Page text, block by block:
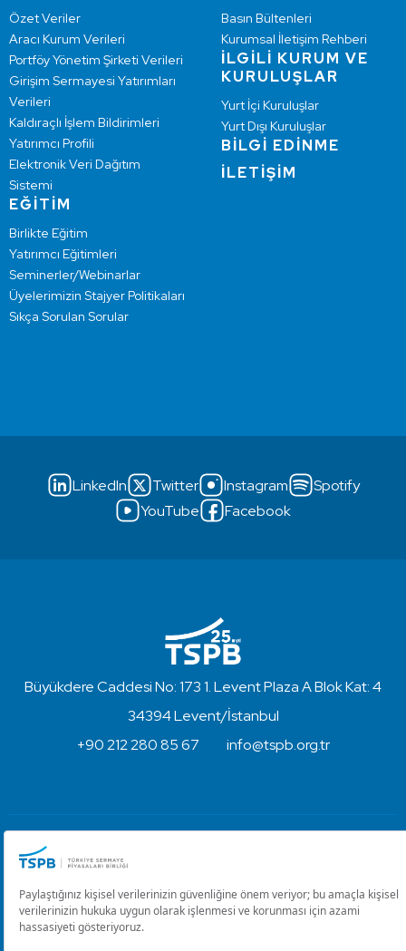
Özet Veriler
Aracı Kurum Verileri
Portföy Yönetim Şirketi Verileri
Girişim Sermayesi Yatırımları
Verileri
Kaldıraçlı İşlem Bildirimleri
Yatırımcı Profili
Elektronik Veri Dağıtım
Sistemi
EĞİTİM
Birlikte Eğitim
Yatırımcı Eğitimleri
Seminerler/Webinarlar
Üyelerimizin Stajyer Politikaları
Sıkça Sorulan Sorular
Basın Bültenleri
Kurumsal İletişim Rehberi
İLGİLİ KURUM VE
KURULUŞLAR
Yurt İçi Kuruluşlar
Yurt Dışı Kuruluşlar
BİLGİ EDİNME
İLETİŞİM
LinkedIn Twitter Instagram
Spotify
YouTube
Facebook
Büyükdere Caddesi No: 173 1. Levent Plaza A Blok Kat: 4
34394 Levent/İstanbul
+90 212 280 85 67
info@tspb.org.tr
Kullanım Koşulları ve Gizlilik
Çerez Ayarlarını Düzenle